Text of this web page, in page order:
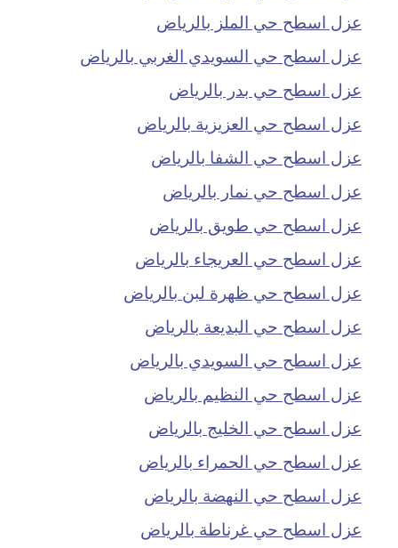
عزل اسطح حي الملز بالرياض
عزل اسطح حي السويدي الغربي بالرياض
عزل اسطح حي بدر بالرياض
عزل اسطح حي العزيزية بالرياض
عزل اسطح حي الشفا بالرياض
عزل اسطح حي نمار بالرياض
عزل اسطح حي طويق بالرياض
عزل اسطح حي العريجاء بالرياض
عزل اسطح حي ظهرة لبن بالرياض
عزل اسطح حي البديعة بالرياض
عزل اسطح حي السويدي بالرياض
عزل اسطح حي النظيم بالرياض
عزل اسطح حي الخليج بالرياض
عزل اسطح حي الحمراء بالرياض
عزل اسطح حي النهضة بالرياض
عزل اسطح حي غرناطة بالرياض